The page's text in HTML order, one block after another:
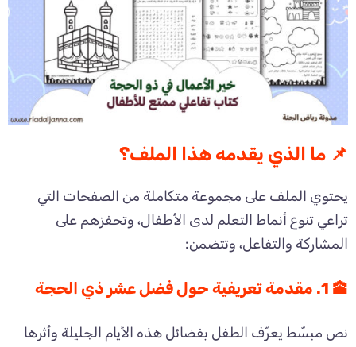
📌 ما الذي يقدمه هذا الملف؟
يحتوي الملف على مجموعة متكاملة من الصفحات التي
تراعي تنوع أنماط التعلم لدى الأطفال، وتحفزهم على
المشاركة والتفاعل، وتتضمن:
🕋 1. مقدمة تعريفية حول فضل عشر ذي الحجة
نص مبسّط يعرّف الطفل بفضائل هذه الأيام الجليلة وأثرها